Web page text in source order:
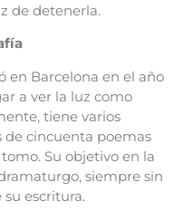
de detenerla.
en Barcelona en el año
a ver la luz como
tiene varios
de cincuenta poemas
Su objetivo en la
siempre sin
escritura.